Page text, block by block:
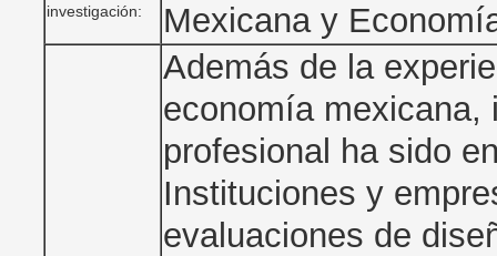
investigación:
Mexicana y
Además de la
economía mexicana,
profesional ha sido
Instituciones y
evaluaciones de